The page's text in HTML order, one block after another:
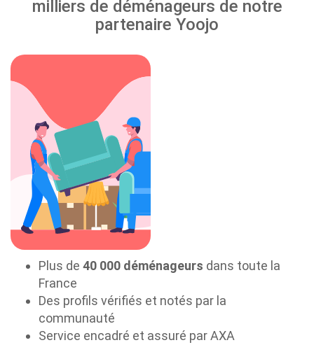
milliers de déménageurs de notre
partenaire Yoojo
Plus de 40 000 déménageurs dans toute la
France
Des profils vérifiés et notés par la
communauté
Service encadré et assuré par AXA